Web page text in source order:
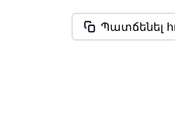
Պատճենել